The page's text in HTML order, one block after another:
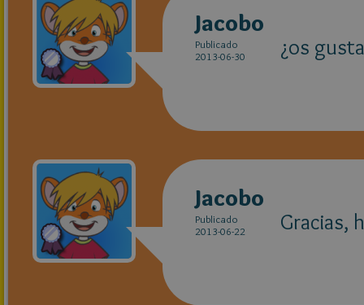
Jacobo
Publicado
2013-06-30
¿os
Jacobo
Publicado
2013-06-22
Gracias,